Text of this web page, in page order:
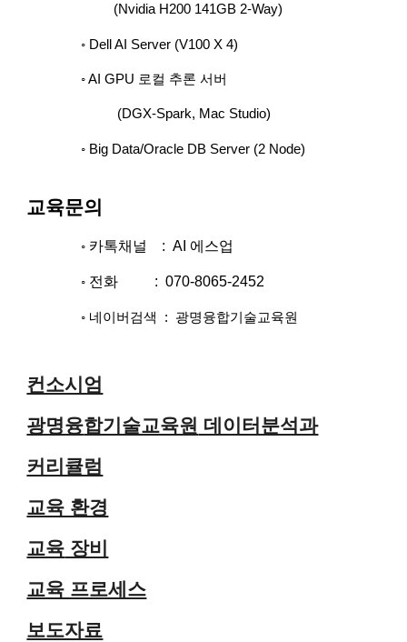
(Nvidia H200 141GB 2-Way)
◦ Dell AI Server (V100 X 4)
◦ AI GPU 로컬 추론 서버
(DGX-Spark, Mac Studio)
◦ Big Data/Oracle DB Server (2 Node)
교육문의
◦ 카톡채널 : AI 에스업
◦ 전화 : 070-8065-2452
◦ 네이버검색 : 광명융합기술교육원
컨소시엄
광명융합기술교육원 데이터분석과
커리큘럼
교육 환경
교육 장비
교육 프로세스
보도자료